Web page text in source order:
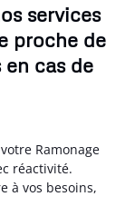
services
proche de
en cas de
Ramonage
réactivité.
à vos besoins,